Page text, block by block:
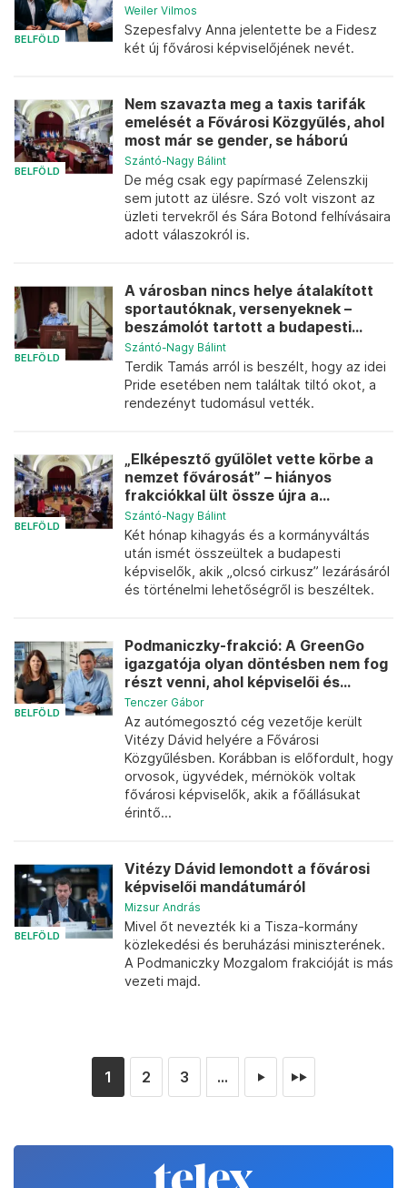
BELFÖLD
Weiler Vilmos
Szepesfalvy Anna jelentette be a Fidesz
két új fővárosi képviselőjének nevét.
BELFÖLD
Nem szavazta meg a taxis tarifák
emelését a Fővárosi Közgyűlés, ahol
most már se gender, se háború
Szántó-Nagy Bálint
De még csak egy papírmasé Zelenszkij
sem jutott az ülésre. Szó volt viszont az
üzleti tervekről és Sára Botond felhívásaira
adott válaszokról is.
BELFÖLD
A városban nincs helye átalakított
sportautóknak, versenyeknek –
beszámolót tartott a budapesti...
Szántó-Nagy Bálint
Terdik Tamás arról is beszélt, hogy az idei
Pride esetében nem találtak tiltó okot, a
rendezényt tudomásul vették.
BELFÖLD
„Elképesztő gyűlölet vette körbe a
nemzet fővárosát” – hiányos
frakciókkal ült össze újra a...
Szántó-Nagy Bálint
Két hónap kihagyás és a kormányváltás
után ismét összeültek a budapesti
képviselők, akik „olcsó cirkusz” lezárásáról
és történelmi lehetőségről is beszéltek.
BELFÖLD
Podmaniczky-frakció: A GreenGo
igazgatója olyan döntésben nem fog
részt venni, ahol képviselői és...
Tenczer Gábor
Az autómegosztó cég vezetője került
Vitézy Dávid helyére a Fővárosi
Közgyűlésben. Korábban is előfordult, hogy
orvosok, ügyvédek, mérnökök voltak
fővárosi képviselők, akik a főállásukat
érintő...
BELFÖLD
Vitézy Dávid lemondott a fővárosi
képviselői mandátumáról
Mizsur András
Mivel őt nevezték ki a Tisza-kormány
közlekedési és beruházási miniszterének.
A Podmaniczky Mozgalom frakcióját is más
vezeti majd.
1 2 3 ... ► ►►